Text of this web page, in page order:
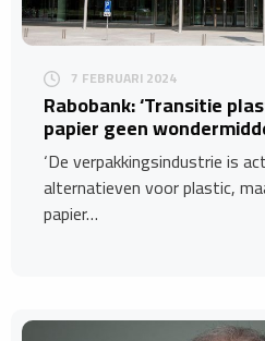
7 FEBRUARI 2024
Rabobank: ‘Transitie
papier geen
‘De verpakkingsindustrie is
alternatieven voor plastic,
papier…